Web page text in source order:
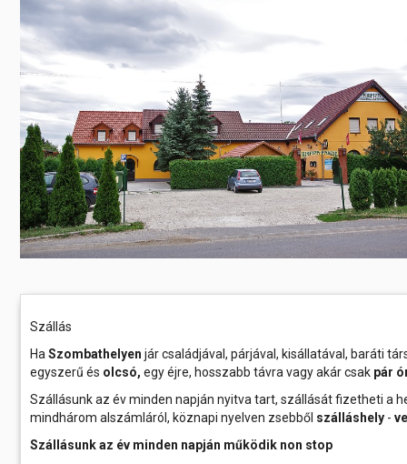
Gyerekeknek
Sport
Buli/Disco
Kiemelt rendezvények
Tanfolyam, képzés
Egyebek
Ünnepek,
megemlékezések
Megyei kitekintő
Zsidó
most
Fák
Egyéb
Röplabda
Szállás
Ha Szombathelyen jár családjával, párjával, kisállatával, baráti
egyszerű és olcsó, egy éjre, hosszabb távra vagy akár csak pár
Szállásunk az év minden napján nyitva tart, szállását fizetheti a
mindhárom alszámláról, köznapi nyelven zsebből szálláshely -
Szállásunk az év minden napján működik non stop